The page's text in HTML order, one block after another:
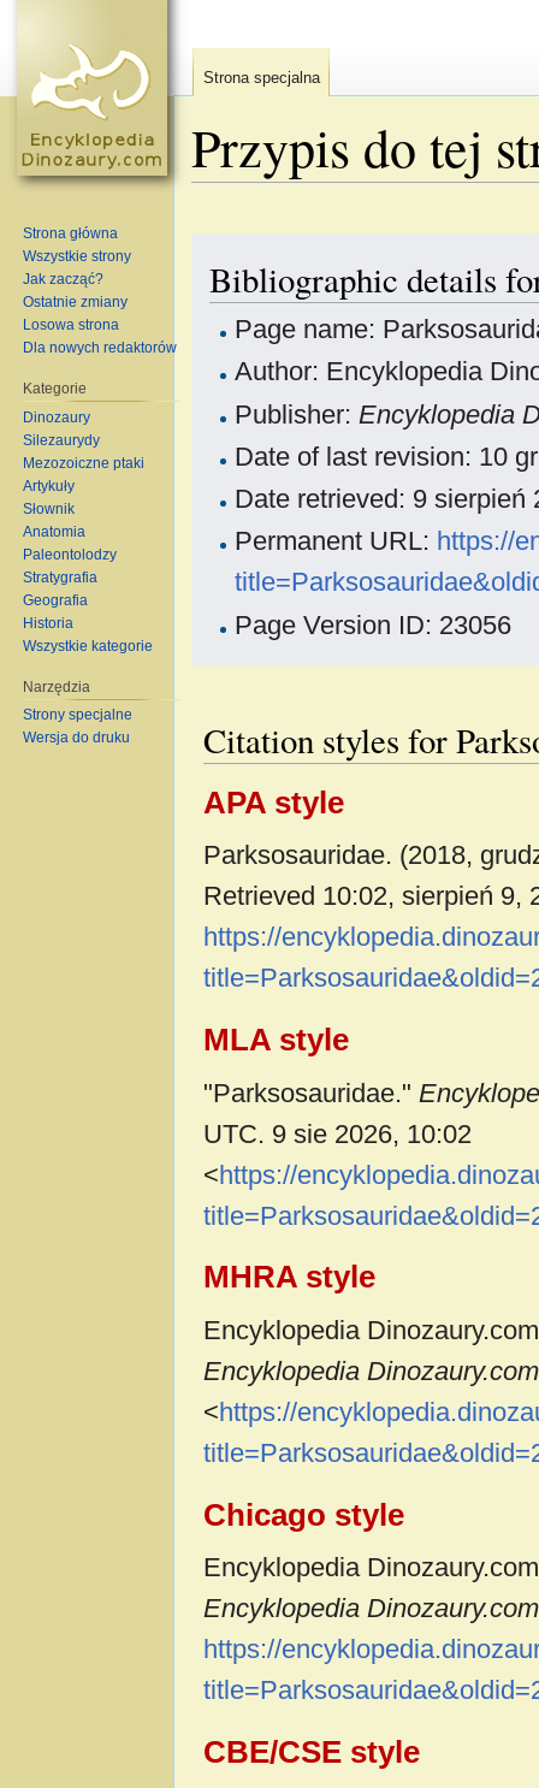
Przypis do tej
Bibliographic details
Page name:
Author: Encyklopedia
Publisher: Encyklopedia
Date of last revision: 10
Date retrieved: 9 sierpień
Permanent URL: https://
Page Version ID: 23056
Citation styles for
APA style
Parksosauridae. (2018,
Retrieved 10:02, sierpień 9,
https://
MLA style
"Parksosauridae."
UTC. 9 sie 2026, 10:02
<https://
MHRA style
Encyklopedia
Encyklopedia
<https://
Chicago style
Encyklopedia
Encyklopedia
https://
CBE/CSE style
Strona specjalna
Strona główna
Wszystkie strony
Jak zacząć?
Ostatnie zmiany
Losowa strona
Dla nowych redaktorów
Kategorie
Dinozaury
Silezaurydy
Mezozoiczne ptaki
Artykuły
Słownik
Anatomia
Paleontolodzy
Stratygrafia
Geografia
Historia
Wszystkie kategorie
Narzędzia
Strony specjalne
Wersja do druku